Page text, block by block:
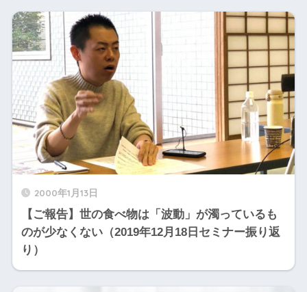
2000年1月13日
【ご報告】世の食べ物は「波動」が濁っているも
のが少なくない（2019年12月18日セミナー振り返
り）